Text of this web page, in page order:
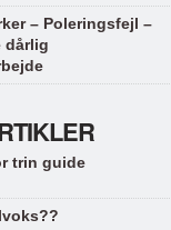
– Poleringsfejl –
dårlig
trin guide